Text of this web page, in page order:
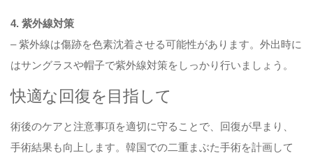
4. 紫外線対策
– 紫外線は傷跡を色素沈着させる可能性があります。外出時に
はサングラスや帽子で紫外線対策をしっかり行いましょう。
快適な回復を目指して
術後のケアと注意事項を適切に守ることで、回復が早まり、
手術結果も向上します。韓国での二重まぶた手術を計画して